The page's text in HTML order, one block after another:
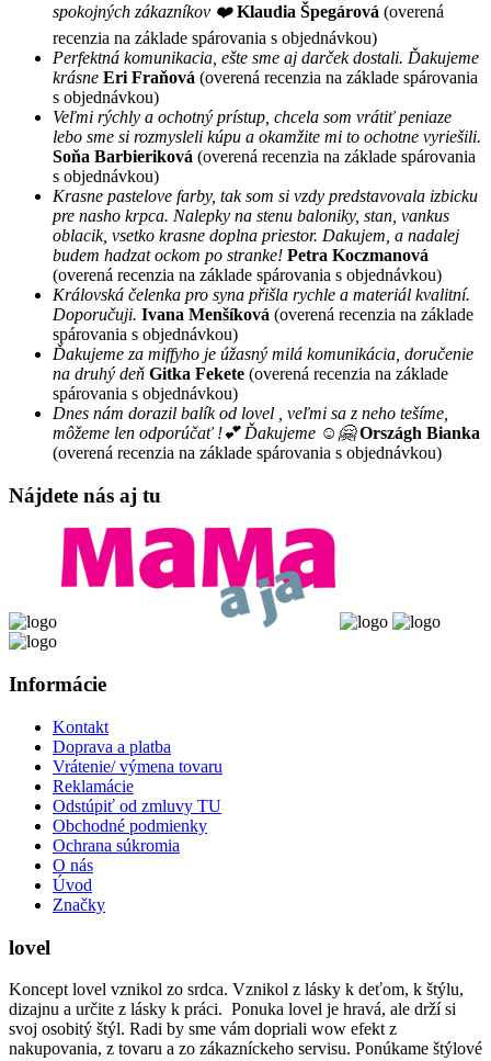
spokojných zákazníkov ❤️ Klaudia Špegárová (overená
recenzia na základe spárovania s objednávkou)
Perfektná komunikacia, ešte sme aj darček dostali. Ďakujeme
krásne Eri Fraňová (overená recenzia na základe spárovania
s objednávkou)
Veľmi rýchly a ochotný prístup, chcela som vrátiť peniaze
lebo sme si rozmysleli kúpu a okamžite mi to ochotne vyriešili.
Soňa Barbieriková (overená recenzia na základe spárovania
s objednávkou)
Krasne pastelove farby, tak som si vzdy predstavovala izbicku
pre nasho krpca. Nalepky na stenu baloniky, stan, vankus
oblacik, vsetko krasne doplna priestor. Dakujem, a nadalej
budem hadzat ockom po stranke! Petra Koczmanová
(overená recenzia na základe spárovania s objednávkou)
Královská čelenka pro syna přišla rychle a materiál kvalitní.
Doporučuji. Ivana Menšíková (overená recenzia na základe
spárovania s objednávkou)
Ďakujeme za miffyho je úžasný milá komunikácia, doručenie
na druhý deň Gitka Fekete (overená recenzia na základe
spárovania s objednávkou)
Dnes nám dorazil balík od lovel , veľmi sa z neho tešíme,
môžeme len odporúčať !💕 Ďakujeme ☺️🤗 Országh Bianka
(overená recenzia na základe spárovania s objednávkou)
Nájdete nás aj tu
Informácie
Kontakt
Doprava a platba
Vrátenie/ výmena tovaru
Reklamácie
Odstúpiť od zmluvy TU
Obchodné podmienky
Ochrana súkromia
O nás
Úvod
Značky
lovel
Koncept lovel vznikol zo srdca. Vznikol z lásky k deťom, k štýlu,
dizajnu a určite z lásky k práci. Ponuka lovel je hravá, ale drží si
svoj osobitý štýl. Radi by sme vám dopriali wow efekt z
nakupovania, z tovaru a zo zákazníckeho servisu. Ponúkame štýlové